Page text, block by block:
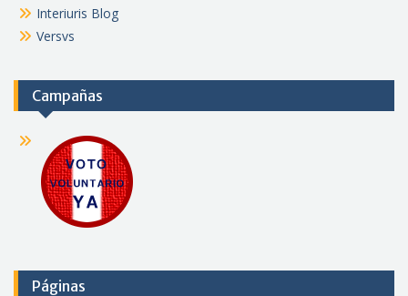
Interiuris Blog
Versvs
Campañas
Páginas